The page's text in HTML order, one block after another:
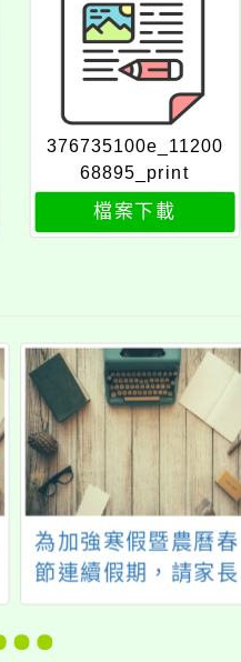
376735100e_11200
68895_print
檔案下載
為加強寒假暨農曆春
節連續假期，請家長
共同留意學童水域遊